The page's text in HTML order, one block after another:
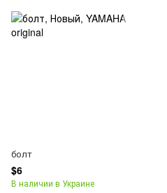
болт
$6
В наличии в Украине